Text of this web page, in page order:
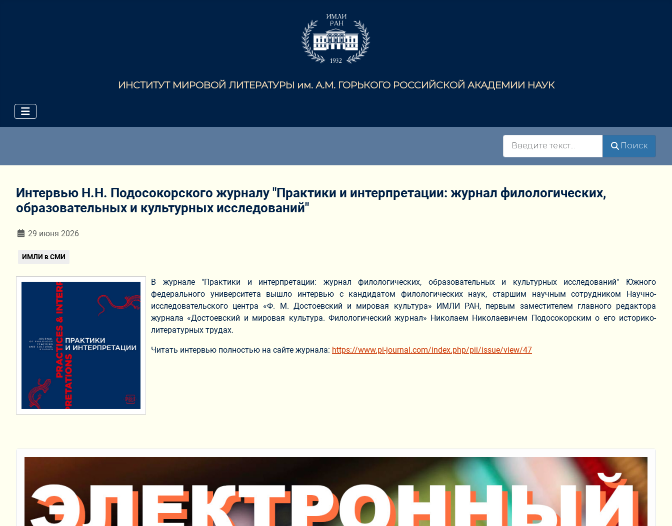
ИНСТИТУТ МИРОВОЙ ЛИТЕРАТУРЫ им. А.М. ГОРЬКОГО РОССИЙСКОЙ АКАДЕМИИ НАУК
Поиск
Интервью Н.Н. Подосокорского журналу "Практики и интерпретации: журнал филологических,
образовательных и культурных исследований"
Информация о материале
29 июня 2026
ИМЛИ в СМИ
В журнале "Практики и интерпретации: журнал филологических, образовательных и культурных исследований" Южного
федерального университета вышло интервью с кандидатом филологических наук, старшим научным сотрудником Научно-
исследовательского центра «Ф. М. Достоевский и мировая культура» ИМЛИ РАН, первым заместителем главного редактора
журнала «Достоевский и мировая культура. Филологический журнал» Николаем Николаевичем Подосокорским о его историко-
литературных трудах.
Читать интервью полностью на сайте журнала: https://www.pi-journal.com/index.php/pii/issue/view/47